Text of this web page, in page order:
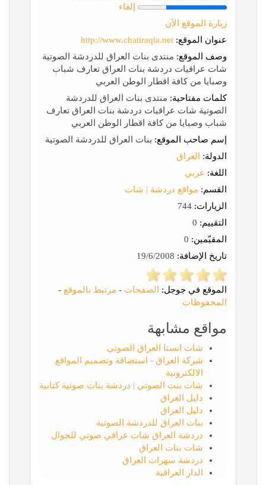
إلغاء
زيارة الموقع الآن
عنوان الموقع: http://www.chatiraqia.net
وصف الموقع: منتدى بنات العراق للدردشة الصوتية
شات عراقيات دردشة بنات العراق تعارف شباب
وصبايا من كافة اقطار الوطن العربي
كلمات مفتاحية: منتدى بنات العراق للدردشة
الصوتية شات عراقيات دردشة بنات العراق تعارف
شباب وصبايا من كافة اقطار الوطن العربي
إسم صاحب الموقع: بنات العراق للدردشة الصوتية
الدولة:
العراق
اللغة: عربي
القسم: مواقع دردشة | شات
الزيارات:
التقييم:
المقيّمين:
تاريخ الإضافة:
الموقع في جوجل: الصفحات - مرتبط بالموقع -
المحفوظات
مواقع مشابهة
شات انستا العراق الصوتي
شركة العراق - استضافة وتصميم المواقع
الالكترونية
شات بنت الصوتي | دردشة بنات صوتية كتابية
دليل العراق
دليل العراق
بنات العراق للدردشة الصوتية
دردشة العراق شات عراقي صوتي للجوال
شات بنات العراق
دردشة سهرات العراق
الدار العراقية